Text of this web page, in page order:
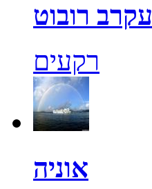
עקרב רובוט
רקעים
אוניה